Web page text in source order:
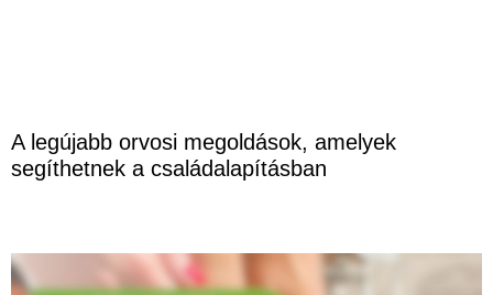
A legújabb orvosi megoldások, amelyek
segíthetnek a családalapításban